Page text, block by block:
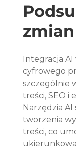
zmian
Integracja
cyfrowego
szczególnie
treści, SEO i
Narzędzia AI
tworzenia
treści, co